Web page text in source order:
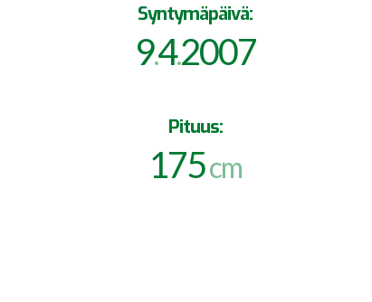
Syntymäpäivä:
9.4.2007
Pituus:
175cm